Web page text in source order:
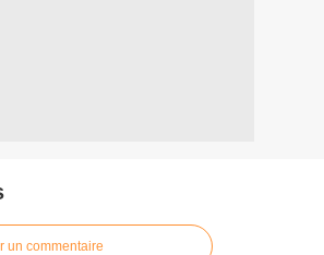
un commentaire